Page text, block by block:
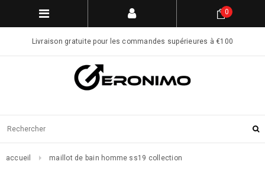
Livraison gratuite pour les commandes supérieures à €100
0
accueil maillot de bain homme ss19 collection